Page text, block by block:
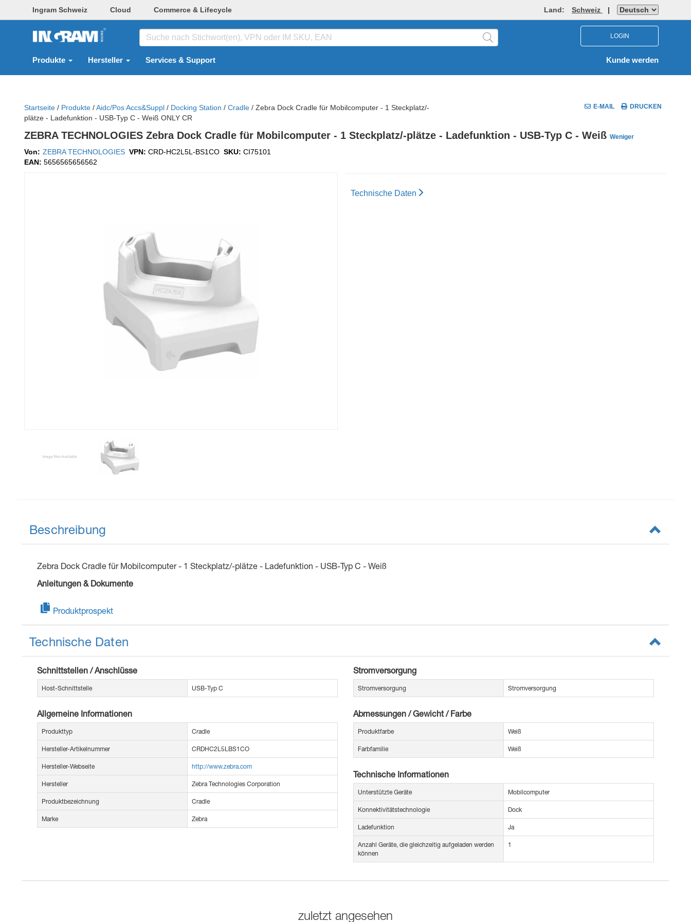
Ingram Schweiz Cloud Commerce & Lifecycle Land: Schweiz |
LOGIN
Produkte Hersteller Services & Support Kunde werden
Startseite / Produkte /Aidc/pos Accs&suppl / Docking Station / Cradle / Zebra Dock Cradle für Mobilcomputer - 1 Steckplatz/-
plätze - Ladefunktion - USB-Typ C - Weiß ONLY CR
E-MAIL DRUCKEN
ZEBRA TECHNOLOGIES Zebra Dock Cradle für Mobilcomputer - 1 Steckplatz/-plätze - Ladefunktion - USB-Typ C - Weiß Weniger
Von: ZEBRA TECHNOLOGIES VPN: CRD-HC2L5L-BS1CO SKU: CI75101
EAN: 5656565656562
Technische Daten
Beschreibung
Zebra Dock Cradle für Mobilcomputer - 1 Steckplatz/-plätze - Ladefunktion - USB-Typ C - Weiß
Anleitungen & Dokumente
Produktprospekt
Technische Daten
Schnittstellen / Anschlüsse
Host-Schnittstelle USB-Typ C
Allgemeine Informationen
Produkttyp Cradle
Hersteller-Artikelnummer CRDHC2L5LBS1CO
Hersteller-Webseite http://www.zebra.com
Hersteller Zebra Technologies Corporation
Produktbezeichnung Cradle
Marke Zebra
Stromversorgung
Stromversorgung Stromversorgung
Abmessungen / Gewicht / Farbe
Produktfarbe Weiß
Farbfamilie Weiß
Technische Informationen
Unterstützte Geräte Mobilcomputer
Konnektivitätstechnologie Dock
Ladefunktion Ja
Anzahl Geräte, die gleichzeitig aufgeladen werden
können
1
zuletzt angesehen